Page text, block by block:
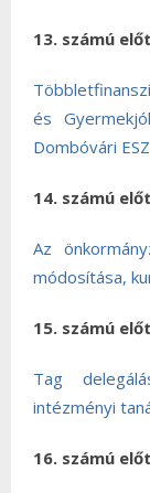
13. számú
és
Dombóvári
14. számú
Az
módosítása,
15. számú
Tag
intézményi
16. számú